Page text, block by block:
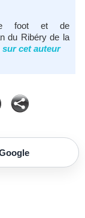
de foot et de
du Ribéry de la
cet auteur